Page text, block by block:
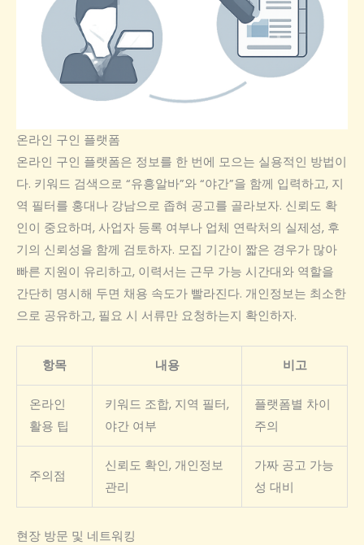
온라인 구인 플랫폼
온라인 구인 플랫폼은 정보를 한 번에 모으는 실용적인 방법이
다. 키워드 검색으로 “유흥알바”와 “야간”을 함께 입력하고, 지
역 필터를 홍대나 강남으로 좁혀 공고를 골라보자. 신뢰도 확
인이 중요하며, 사업자 등록 여부나 업체 연락처의 실제성, 후
기의 신뢰성을 함께 검토하자. 모집 기간이 짧은 경우가 많아
빠른 지원이 유리하고, 이력서는 근무 가능 시간대와 역할을
간단히 명시해 두면 채용 속도가 빨라진다. 개인정보는 최소한
으로 공유하고, 필요 시 서류만 요청하는지 확인하자.
항목 내용 비고
온라인
활용 팁
키워드 조합, 지역 필터,
야간 여부
플랫폼별 차이
주의
주의점
신뢰도 확인, 개인정보
관리
가짜 공고 가능
성 대비
현장 방문 및 네트워킹